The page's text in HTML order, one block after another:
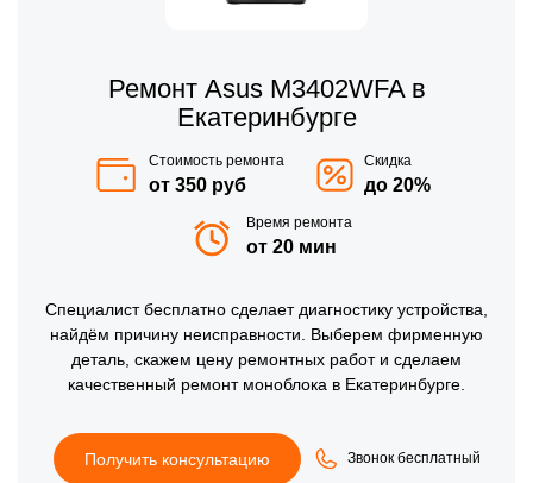
Ремонт Asus M3402WFA в
Екатеринбурге
Стоимость ремонта
от 350 руб
Скидка
до 20%
Время ремонта
от 20 мин
Специалист бесплатно сделает диагностику устройства,
найдём причину неисправности. Выберем фирменную
деталь, скажем цену ремонтных работ и сделаем
качественный ремонт моноблока в Екатеринбурге.
Получить консультацию Звонок бесплатный